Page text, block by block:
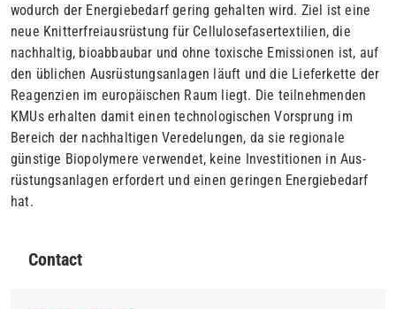
wodurch der Energiebedarf gering gehalten wird. Ziel ist eine
neue Knitterfreiausrüstung für Cellulosefasertextilien, die
nachhaltig, bioabbaubar und ohne toxische Emissionen ist, auf
den üblichen Ausrüstungsanlagen läuft und die Lieferkette der
Reagenzien im europäischen Raum liegt. Die teilnehmenden
KMUs erhalten damit einen technologischen Vorsprung im
Bereich der nachhaltigen Veredelungen, da sie regionale
günstige Biopolymere verwendet, keine Investitionen in Aus-
rüstungsanlagen erfordert und einen geringen Energiebedarf
hat.
Contact